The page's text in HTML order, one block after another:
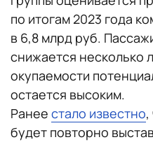
по итогам 2023 года
в 6,8 млрд руб.
снижается несколько
окупаемости
остается высоким.
Ранее стало известно
будет повторно